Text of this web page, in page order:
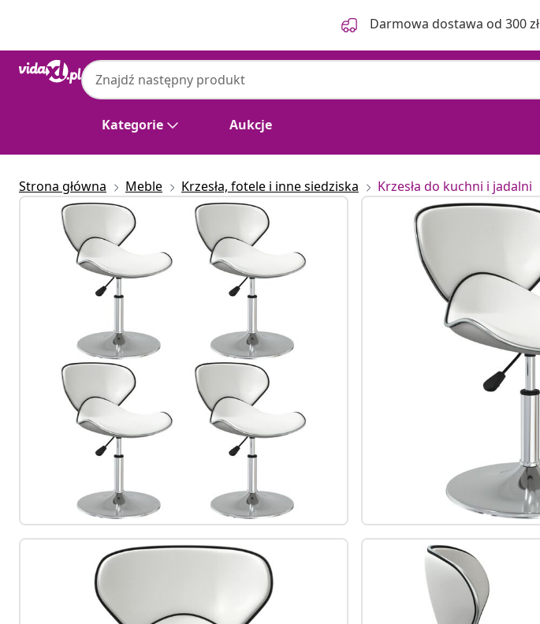
Darmowa dostawa od 300 zł
Kategorie Aukcje
Strona główna Meble Krzesła, fotele i inne siedziska Krzesła do kuchni i jadalni